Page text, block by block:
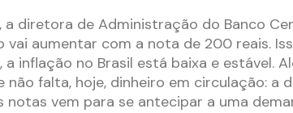
a diretora de Administração do Banco
vai aumentar com a nota de 200 reais.
a inflação no Brasil está baixa e estável.
não falta, hoje, dinheiro em circulação: a
notas vem para se antecipar a uma